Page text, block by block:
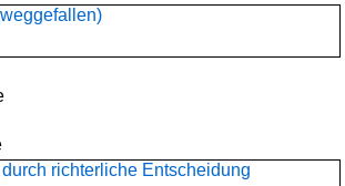
richterliche Entscheidung